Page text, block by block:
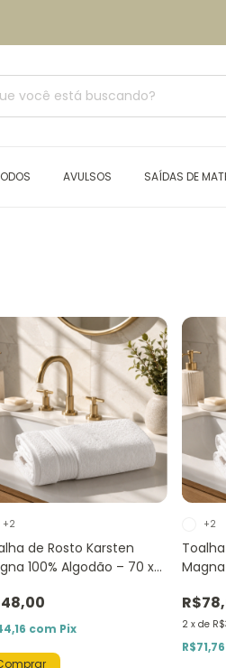
AVULSOS SAÍDAS DE
de Rosto Karsten
100% Algodão – 70 x
com Pix
+2
2 x de
R$71,76
+2